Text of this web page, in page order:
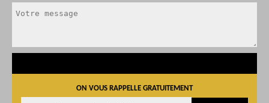
ON VOUS RAPPELLE GRATUITEMENT